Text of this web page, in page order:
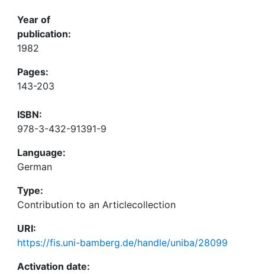
Year of
publication:
1982
Pages:
143-203
ISBN:
978-3-432-91391-9
Language:
German
Type:
Contribution to an Articlecollection
URI:
https://fis.uni-bamberg.de/handle/uniba/28099
Activation date: